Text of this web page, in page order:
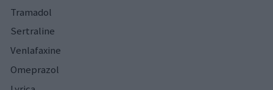
Tramadol
Sertraline
Venlafaxine
Omeprazol